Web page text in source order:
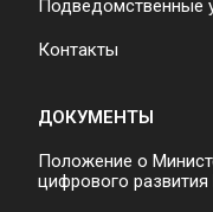
Подведомственные
Контакты
ДОКУМЕНТЫ
Положение о
цифрового